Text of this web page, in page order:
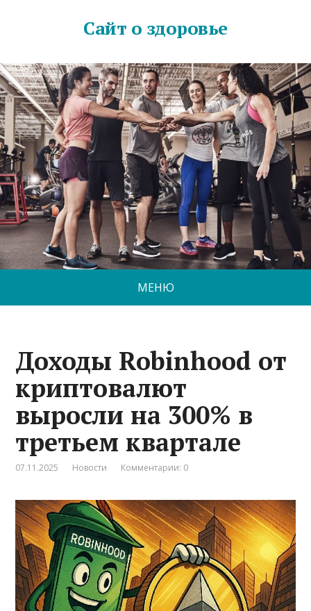
Сайт о здоровье
МЕНЮ
Доходы Robinhood от
криптовалют
выросли на 300% в
третьем квартале
07.11.2025 Новости Комментарии: 0